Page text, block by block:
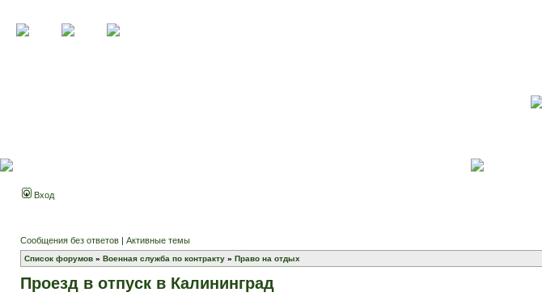
Вход
Сообщения без ответов | Активные темы
Список форумов » Военная служба по контракту » Право на отдых
Проезд в отпуск в Калининград